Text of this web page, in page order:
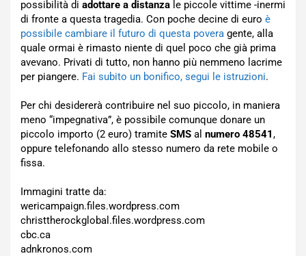
possibilità di adottare a distanza le piccole vittime -inermi
di fronte a questa tragedia. Con poche decine di euro è
possibile cambiare il futuro di questa povera gente, alla
quale ormai è rimasto niente di quel poco che già prima
avevano. Privati di tutto, non hanno più nemmeno lacrime
per piangere. Fai subito un bonifico, segui le istruzioni.
Per chi desidererà contribuire nel suo piccolo, in maniera
meno “impegnativa”, è possibile comunque donare un
piccolo importo (2 euro) tramite SMS al numero 48541,
oppure telefonando allo stesso numero da rete mobile o
fissa.
Immagini tratte da:
wericampaign.files.wordpress.com
christtherockglobal.files.wordpress.com
cbc.ca
adnkronos.com